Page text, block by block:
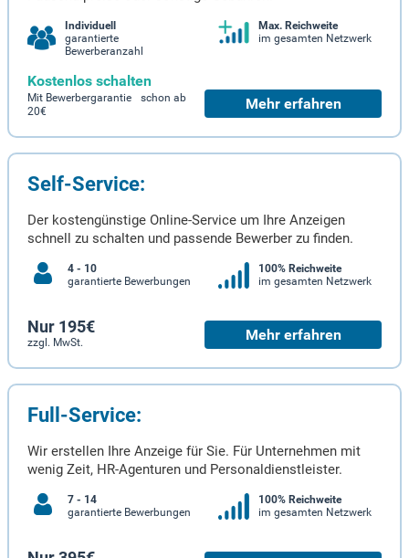
Individuell
garantierte
Bewerberanzahl
Max. Reichweite
im gesamten Netzwerk
Kostenlos schalten
Mit Bewerbergarantie schon ab
20€
Mehr erfahren
Self-Service:
Der kostengünstige Online-Service um Ihre Anzeigen
schnell zu schalten und passende Bewerber zu finden.
4 - 10
garantierte Bewerbungen
100% Reichweite
im gesamten Netzwerk
Nur 195€
zzgl. MwSt. Mehr erfahren
Full-Service:
Wir erstellen Ihre Anzeige für Sie. Für Unternehmen mit
wenig Zeit, HR-Agenturen und Personaldienstleister.
7 - 14
garantierte Bewerbungen
100% Reichweite
im gesamten Netzwerk